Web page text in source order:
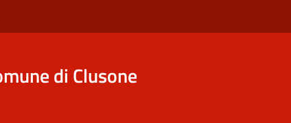
di Clusone